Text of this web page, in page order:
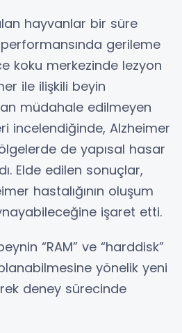
hayvanlar bir süre
gerileme
koku merkezinde lezyon
ile ilişkili beyin
müdahale edilmeyen
incelendiğinde, Alzheimer
de yapısal hasar
Elde edilen sonuçlar,
hastalığının oluşum
işaret etti.
“RAM” ve “harddisk”
yönelik yeni
deney sürecinde